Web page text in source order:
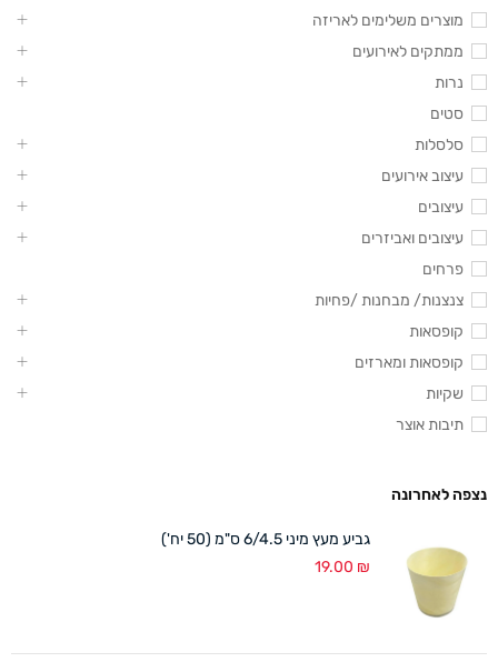
מוצרים משלימים לאריזה
ממתקים לאירועים
נרות
סטים
סלסלות
עיצוב אירועים
עיצובים
עיצובים ואביזרים
פרחים
צנצנות/ מבחנות /פחיות
קופסאות
קופסאות ומארזים
שקיות
תיבות אוצר
נצפה לאחרונה
גביע מעץ מיני 6/4.5 ס"מ (50 יח')
19.00 ₪